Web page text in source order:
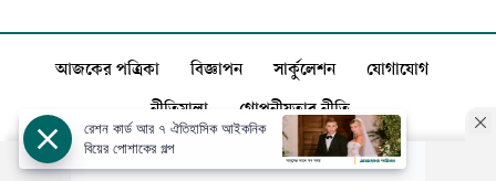
আজকের পত্রিকা বিজ্ঞাপন সার্কুলেশন যোগাযোগ
নীতিমালা গোপনীয়তার নীতি
রেশন কার্ড আর ৭ ঐতিহাসিক আইকনিক
বিয়ের পোশাকের গল্প